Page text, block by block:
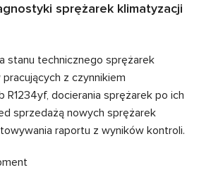
sprężarek klimatyzacji
stanu technicznego sprężarek
z czynnikiem
R1234yf, docierania sprężarek po ich
sprzedażą nowych sprężarek
raportu z wyników kontroli.